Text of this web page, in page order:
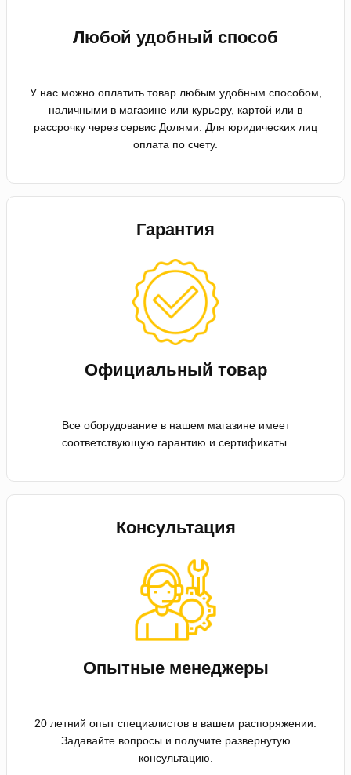
Любой удобный способ
У нас можно оплатить товар любым удобным способом,
наличными в магазине или курьеру, картой или в
рассрочку через сервис Долями. Для юридических лиц
оплата по счету.
Гарантия
Официальный товар
Все оборудование в нашем магазине имеет
соответствующую гарантию и сертификаты.
Консультация
Опытные менеджеры
20 летний опыт специалистов в вашем распоряжении.
Задавайте вопросы и получите развернутую
консультацию.